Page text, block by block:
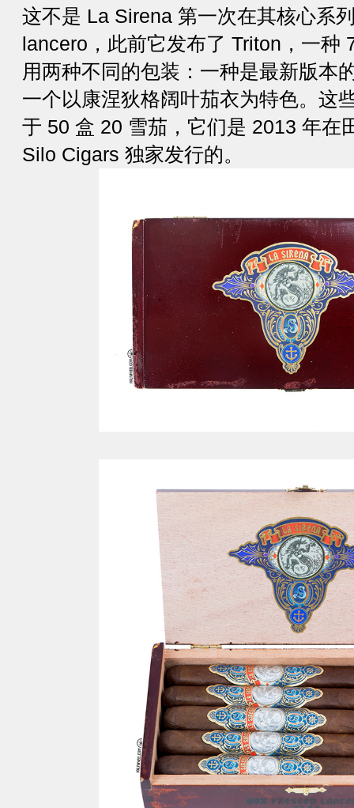
这不是 La Sirena 第一次在其核心系
lancero，此前它发布了 Triton，一种
用两种不同的包装：一种是最新版本
一个以康涅狄格阔叶茄衣为特色。这
于 50 盒 20 雪茄，它们是 2013 年在
Silo Cigars 独家发行的。